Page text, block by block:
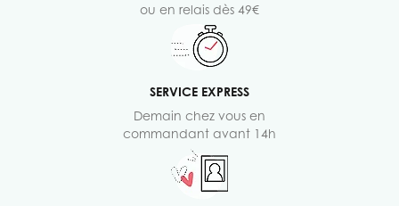
ou en relais dès 49€
SERVICE EXPRESS
Demain chez vous en
commandant avant 14h